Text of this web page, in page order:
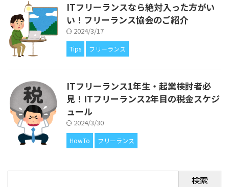
ITフリーランスなら絶対入った方がい
い！フリーランス協会のご紹介
2024/3/17
Tips フリーランス
ITフリーランス1年生・起業検討者必
見！ITフリーランス2年目の税金スケジ
ュール
2024/3/30
HowTo フリーランス
検索